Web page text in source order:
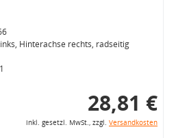
Hinterachse rechts, radseitig
28,81 €
inkl. gesetzl. MwSt., zzgl. Versandkosten